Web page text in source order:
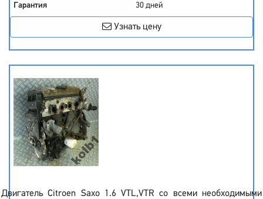
Гарантия
30 дней
Узнать цену
Двигатель Citroen Saxo 1.6 VTL,VTR со всеми необходимыми